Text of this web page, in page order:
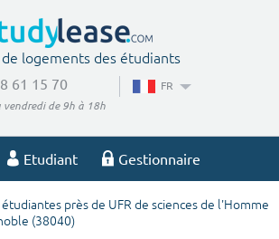
logements des étudiants
61 15 70
vendredi de 9h à 18h
FR
Etudiant Gestionnaire
Votre recherche
étudiantes près de UFR de sciences de l'Homme
(38040)